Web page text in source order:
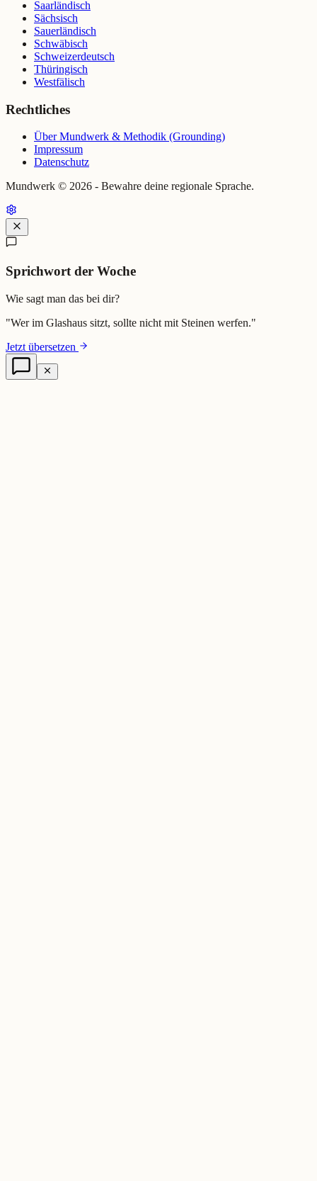
Saarländisch
Sächsisch
Sauerländisch
Schwäbisch
Schweizerdeutsch
Thüringisch
Westfälisch
Rechtliches
Über Mundwerk & Methodik (Grounding)
Impressum
Datenschutz
Mundwerk © 2026 - Bewahre deine regionale Sprache.
Sprichwort der Woche
Wie sagt man das bei dir?
"Wer im Glashaus sitzt, sollte nicht mit Steinen werfen."
Jetzt übersetzen